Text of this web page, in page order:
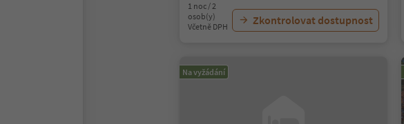
1 noc / 2
osob(y)
Včetně DPH
Zkontrolovat dostupnost
Na vyžádání